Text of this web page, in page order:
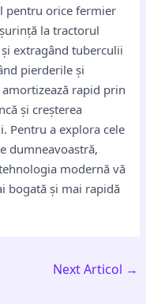
pentru orice fermier
la tractorul
extragând tuberculii
pierderile și
rapid prin
și creșterea
Pentru a explora cele
dumneavoastră,
modernă vă
bogată și mai rapidă
Next Articol →